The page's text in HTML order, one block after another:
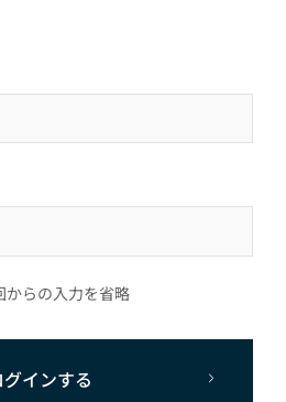
からの入力を省略
グインする